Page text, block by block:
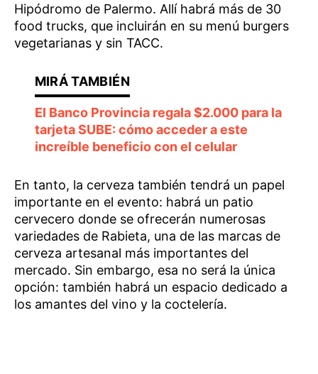
Hipódromo de Palermo. Allí habrá más de 30
food trucks, que incluirán en su menú burgers
vegetarianas y sin TACC.
El Banco Provincia regala $2.000 para la
tarjeta SUBE: cómo acceder a este
increíble beneficio con el celular
En tanto, la cerveza también tendrá un papel
importante en el evento: habrá un patio
cervecero donde se ofrecerán numerosas
variedades de Rabieta, una de las marcas de
cerveza artesanal más importantes del
mercado. Sin embargo, esa no será la única
opción: también habrá un espacio dedicado a
los amantes del vino y la coctelería.